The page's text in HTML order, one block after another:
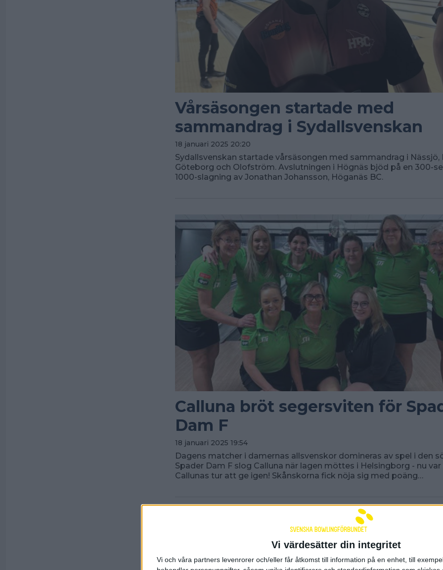
Vi värdesätter din integritet
Vi och våra partners levenrorer och/eller får åtkomst till information på en enhet, till
Vårsäsongen startade med
sammandrag i Sydallsvenskan
18 januari 2025 20:20
Sydallsvenskan startade vårsäsongen med sammandrag i Nässjö,
Göteborg och Olofström. Avslutningen i Högnäs bjöd på en 300-
1000-slagning av Jonathan Johansson, Höganäs BC.
Calluna bröt segersviten för
Dam F
18 januari 2025 19:54
Dagens matcher i damernas allsvenskor domineras av spel i den
Spader Dam F slog Calluna när lagen möttes i Helsingborg - nu
Callunas tur att ge igen! Skånskorna fick nöja sig med poäng…